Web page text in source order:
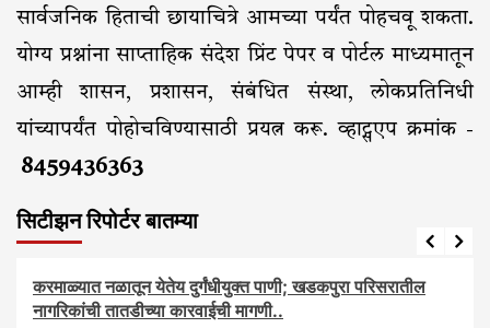
सार्वजनिक हिताची छायाचित्रे आमच्या पर्यंत पोहचवू शकता.
योग्य प्रश्नांना साप्ताहिक संदेश प्रिंट पेपर व पोर्टल माध्यमातून
आम्ही शासन, प्रशासन, संबंधित संस्था, लोकप्रतिनिधी
यांच्यापर्यंत पोहोचविण्यासाठी प्रयत्न करू. व्हाट्सएप क्रमांक -
8459436363
सिटीझन रिपोर्टर बातम्या
आरोग्य आवाज जनतेचा बातम्या
करमाळ्यात नळातून येतेय दुर्गंधीयुक्त पाणी; खडकपुरा परिसरातील
नागरिकांची तातडीच्या कारवाईची मागणी..